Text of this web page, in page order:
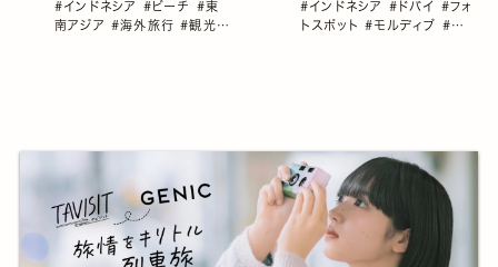
#インドネシア #ビーチ #東
南アジア #海外旅行#観光ス
#インドネシア #ドバイ #フォ
トスポット#モルディブ #世